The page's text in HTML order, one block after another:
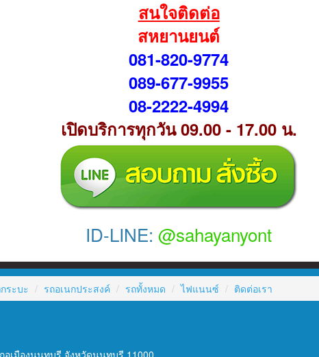
สนใจติดต่อ
สหยานยนต์
081-820-9774
089-677-9955
08-2222-4994
เปิดบริการทุกวัน 09.00 - 17.00 น.
ID-LINE:@sahayanyont
ระบะ รถอเนกประสงค์ รถทั้งหมด ไฟแนนซ์ ติดต่อเรา
อเมืองนนทบุรี จังหวัดนนทบุรี 11000